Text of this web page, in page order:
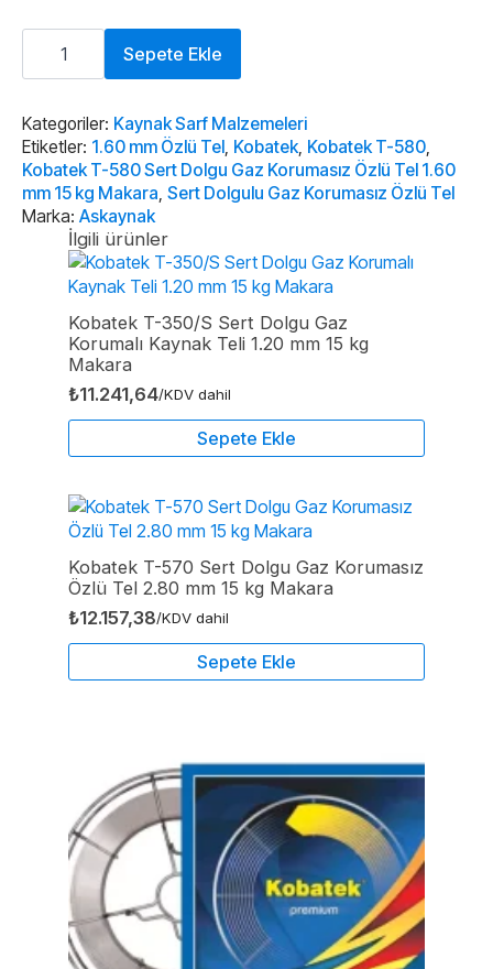
Kobatek
580
Gaz
Korumasız
Özlü
Tel
1.60
mm
Makara
Sepete Ekle
Kategoriler: Kaynak Sarf Malzemeleri
Etiketler: 1.60 mm Özlü Tel, Kobatek, Kobatek T-580,
Kobatek T-580 Sert Dolgu Gaz Korumasız Özlü Tel 1.60
mm 15 kg Makara, Sert Dolgulu Gaz Korumasız Özlü Tel
Marka: Askaynak
İlgili ürünler
Kobatek T-350/S Sert Dolgu Gaz
Korumalı Kaynak Teli 1.20 mm 15 kg
Makara
₺11.241,64/KDV dahil
Sepete Ekle
Kobatek T-570 Sert Dolgu Gaz Korumasız
Özlü Tel 2.80 mm 15 kg Makara
₺12.157,38/KDV dahil
Sepete Ekle